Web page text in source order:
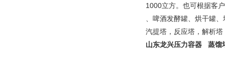
1000立方。也可根据客
、啤酒发酵罐、烘干罐
汽提塔，反应塔，解析
山东龙兴压力容器 蒸馏